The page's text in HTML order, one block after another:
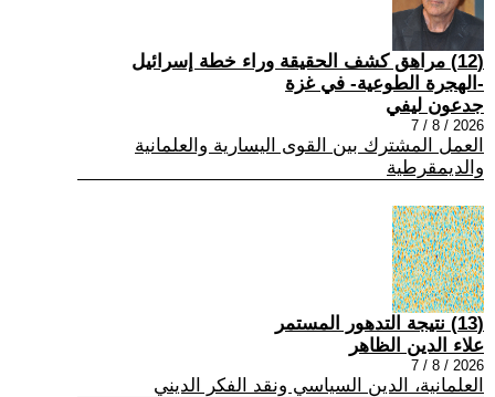
(12) مراهق كشف الحقيقة وراء خطة إسرائيل
-الهجرة الطوعية- في غزة
جدعون ليفي
2026 / 8 / 7
العمل المشترك بين القوى اليسارية والعلمانية
والديمقرطية
(13) نتيجة التدهور المستمر
علاء الدين الظاهر
2026 / 8 / 7
العلمانية، الدين السياسي ونقد الفكر الديني